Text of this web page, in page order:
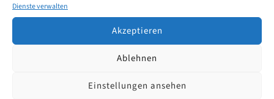
Dienste verwalten
Akzeptieren
Ablehnen
Einstellungen ansehen
Unterscheidungskraft